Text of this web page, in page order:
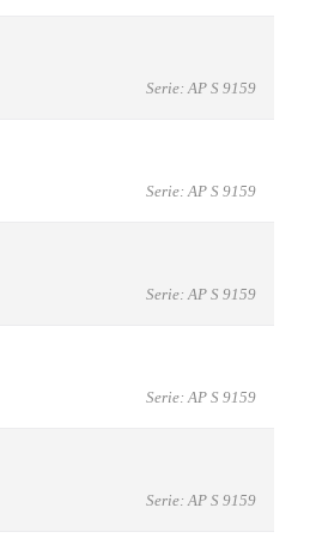
Serie: AP S 9159
Serie: AP S 9159
Serie: AP S 9159
Serie: AP S 9159
Serie: AP S 9159